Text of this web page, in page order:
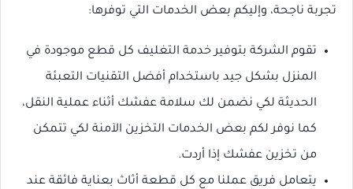
تجربة ناجحة، وإليكم بعض الخدمات التي توفرها:
تقوم الشركة بتوفير خدمة التغليف كل قطع موجودة في
المنزل بشكل جيد باستخدام أفضل التقنيات التعبئة
الحديثة لكي نضمن لك سلامة عفشك أثناء عملية النقل،
كما نوفر لكم بعض الخدمات التخزين الآمنة لكي تتمكن
من تخزين عفشك إذا أردت.
يتعامل فريق عملنا مع كل قطعة أثاث بعناية فائقة عند